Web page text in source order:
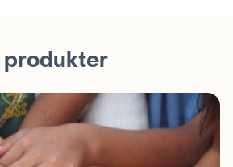
produkter